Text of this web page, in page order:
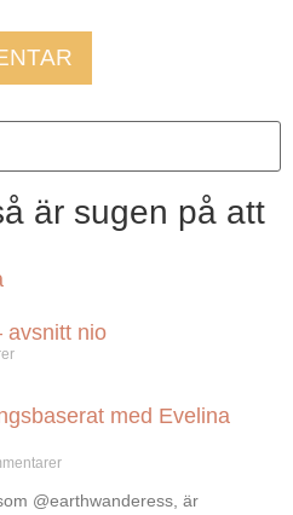
är sugen på att
avsnitt nio
med Evelina
@earthwanderess, är